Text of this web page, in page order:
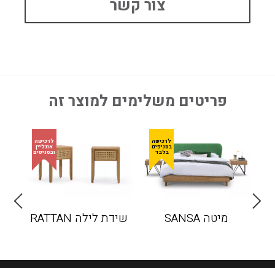
צור קשר
פריטים משלימים למוצר זה
מיטה SANSA שידת לילה RATTAN